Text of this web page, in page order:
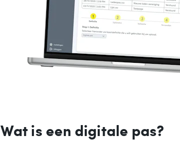
Wat is een digitale pas?